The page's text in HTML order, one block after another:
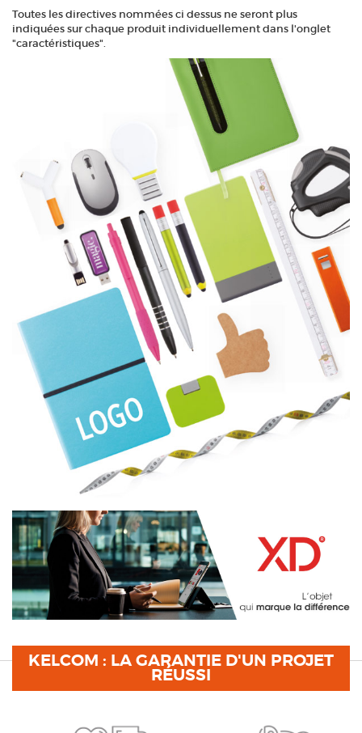
Toutes les directives nommées ci dessus ne seront plus
indiquées sur chaque produit individuellement dans l'onglet
"caractéristiques".
KELCOM : LA GARANTIE D'UN PROJET
RÉUSSI